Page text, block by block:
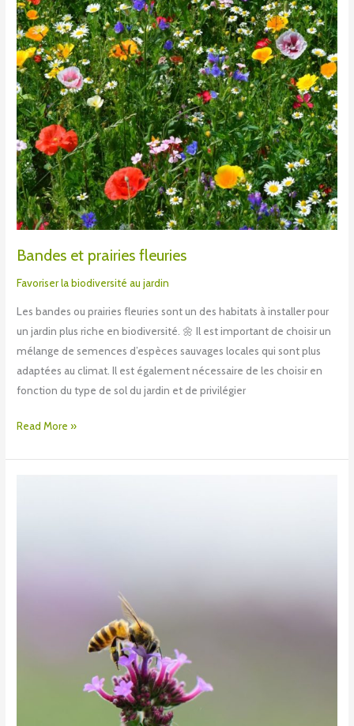
Bandes et prairies fleuries
Favoriser la biodiversité au jardin
Les bandes ou prairies fleuries sont un des habitats à installer pour
un jardin plus riche en biodiversité. 🌼 Il est important de choisir un
mélange de semences d’espèces sauvages locales qui sont plus
adaptées au climat. Il est également nécessaire de les choisir en
fonction du type de sol du jardin et de privilégier
Read More »